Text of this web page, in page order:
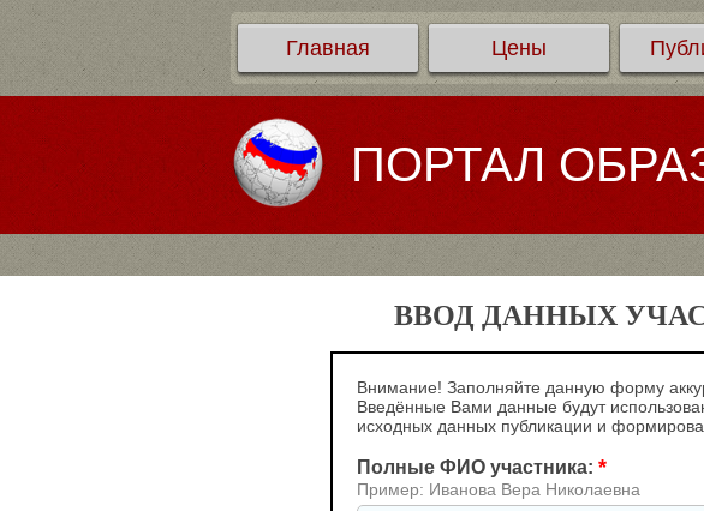
Главная Цены
ПОРТАЛ
ВВОД ДАННЫХ
Внимание! Заполняйте данную форму
Введённые Вами данные будут
исходных данных публикации и
Полные ФИО участника: *
Пример: Иванова Вера Николаевна